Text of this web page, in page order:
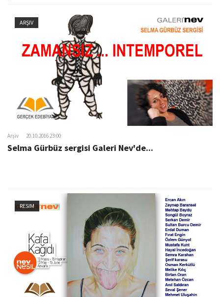
ARŞIV
Arşiv 20.10.2016 23:00
Selma Gürbüz sergisi Galeri Nev'de...
RESIM